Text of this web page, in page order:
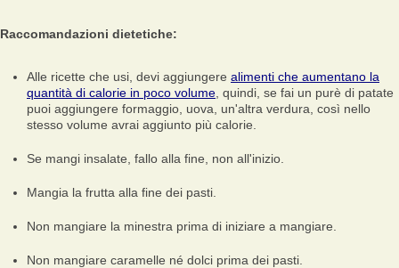
Raccomandazioni dietetiche:
Alle ricette che usi, devi aggiungere alimenti che aumentano la
quantità di calorie in poco volume , quindi, se fai un purè di patate
puoi aggiungere formaggio, uova, un'altra verdura, così nello
stesso volume avrai aggiunto più calorie.
Se mangi insalate, fallo alla fine, non all'inizio.
Mangia la frutta alla fine dei pasti.
Non mangiare la minestra prima di iniziare a mangiare.
Non mangiare caramelle né dolci prima dei pasti.